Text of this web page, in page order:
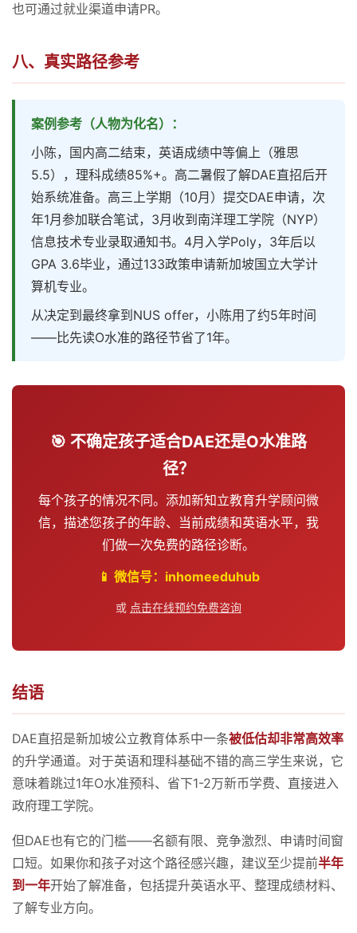
也可通过就业渠道申请PR。
八、真实路径参考
案例参考（人物为化名）：
小陈，国内高二结束，英语成绩中等偏上（雅思
5.5），理科成绩85%+。高二暑假了解DAE直招后开
始系统准备。高三上学期（10月）提交DAE申请，次
年1月参加联合笔试，3月收到南洋理工学院（NYP）
信息技术专业录取通知书。4月入学Poly，3年后以
GPA 3.6毕业，通过133政策申请新加坡国立大学计
算机专业。
从决定到最终拿到NUS offer，小陈用了约5年时间
——比先读O水准的路径节省了1年。
🎯 不确定孩子适合DAE还是O水准路
径？
每个孩子的情况不同。添加新知立教育升学顾问微
信，描述您孩子的年龄、当前成绩和英语水平，我
们做一次免费的路径诊断。
📱 微信号：inhomeeduhub
或 点击在线预约免费咨询
结语
DAE直招是新加坡公立教育体系中一条被低估却非常高效率
的升学通道。对于英语和理科基础不错的高三学生来说，它
意味着跳过1年O水准预科、省下1-2万新币学费、直接进入
政府理工学院。
但DAE也有它的门槛——名额有限、竞争激烈、申请时间窗
口短。如果你和孩子对这个路径感兴趣，建议至少提前半年
到一年开始了解准备，包括提升英语水平、整理成绩材料、
了解专业方向。